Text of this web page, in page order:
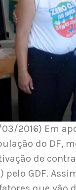
03/2016) Em
do DF,
de
pelo GDF.